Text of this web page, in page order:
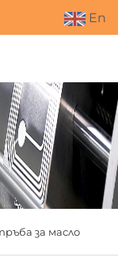
En
Получете оферта
за масло